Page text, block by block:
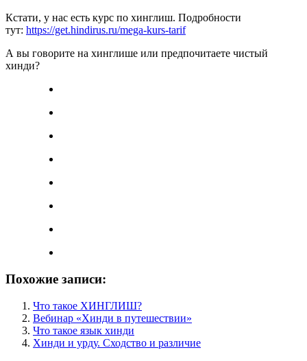
Кстати, у нас есть курс по хинглиш. Подробности
тут: https://get.hindirus.ru/mega-kurs-tarif
А вы говорите на хинглише или предпочитаете чистый
хинди?
Похожие записи:
Что такое ХИНГЛИШ?
Вебинар «Хинди в путешествии»
Что такое язык хинди
Хинди и урду. Сходство и различие